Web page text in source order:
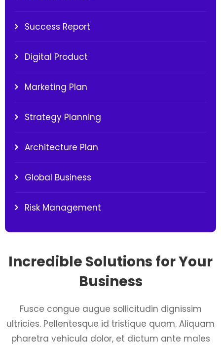
Success Report
Digital Product
Marketing Plan
Strategy Planning
Architecture Plan
Global Business
Risk Management
Incredible Solutions for Your
Business
Fusce congue augue sollicitudin dignissim
ultricies. Pellentesque id tristique quam. Aliquam
pharetra vehicula dolor, et dictum ante males